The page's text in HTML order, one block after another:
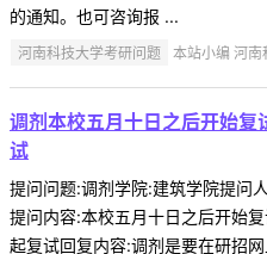
的通知。也可咨询报 ...
河南科技大学考研问题 本站小编 河
调剂本校五月十日之后开始复
试
提问问题:调剂学院:建筑学院提
提问内容:本校五月十日之后开始
起复试回复内容:调剂是要在研招